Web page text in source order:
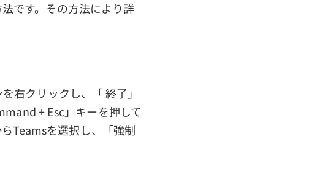
です。その方法により詳
右クリックし、「 終了」
+ Esc」キーを押して
Teamsを選択し、「強制